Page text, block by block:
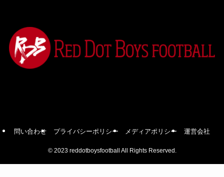
問い合わせ プライバシーポリシー メディアポリシー 運営会社
©2023 reddotboysfootball All Rights Reserved.